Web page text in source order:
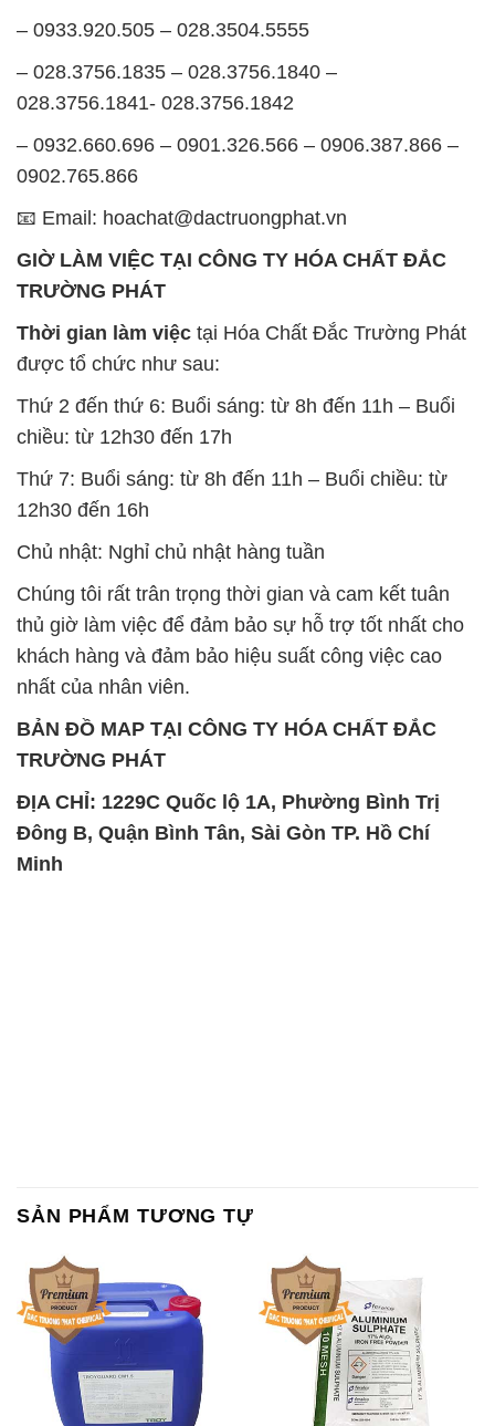
– 0933.920.505 – 028.3504.5555
– 028.3756.1835 – 028.3756.1840 –
028.3756.1841- 028.3756.1842
– 0932.660.696 – 0901.326.566 – 0906.387.866 –
0902.765.866
📧 Email: hoachat@dactruongphat.vn
GIỜ LÀM VIỆC TẠI CÔNG TY HÓA CHẤT ĐẮC
TRƯỜNG PHÁT
Thời gian làm việc tại Hóa Chất Đắc Trường Phát
được tổ chức như sau:
Thứ 2 đến thứ 6: Buổi sáng: từ 8h đến 11h – Buổi
chiều: từ 12h30 đến 17h
Thứ 7: Buổi sáng: từ 8h đến 11h – Buổi chiều: từ
12h30 đến 16h
Chủ nhật: Nghỉ chủ nhật hàng tuần
Chúng tôi rất trân trọng thời gian và cam kết tuân
thủ giờ làm việc để đảm bảo sự hỗ trợ tốt nhất cho
khách hàng và đảm bảo hiệu suất công việc cao
nhất của nhân viên.
BẢN ĐỒ MAP TẠI CÔNG TY HÓA CHẤT ĐẮC
TRƯỜNG PHÁT
ĐỊA CHỈ: 1229C Quốc lộ 1A, Phường Bình Trị
Đông B, Quận Bình Tân, Sài Gòn TP. Hồ Chí
Minh
SẢN PHẨM TƯƠNG TỰ